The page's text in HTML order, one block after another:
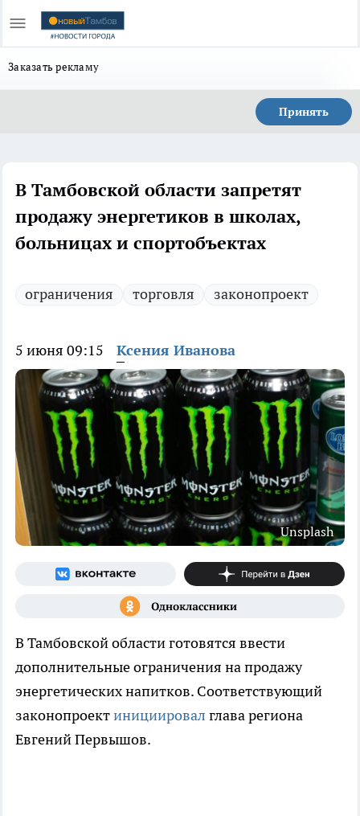
Заказать рекламу
Принять
В Тамбовской области запретят
продажу энергетиков в школах,
больницах и спортобъектах
ограничения торговля законопроект
5 июня 09:15 Ксения Иванова
Unsplash
В Тамбовской области готовятся ввести
дополнительные ограничения на продажу
энергетических напитков. Соответствующий
законопроектинициировал глава региона
Евгений Первышов.